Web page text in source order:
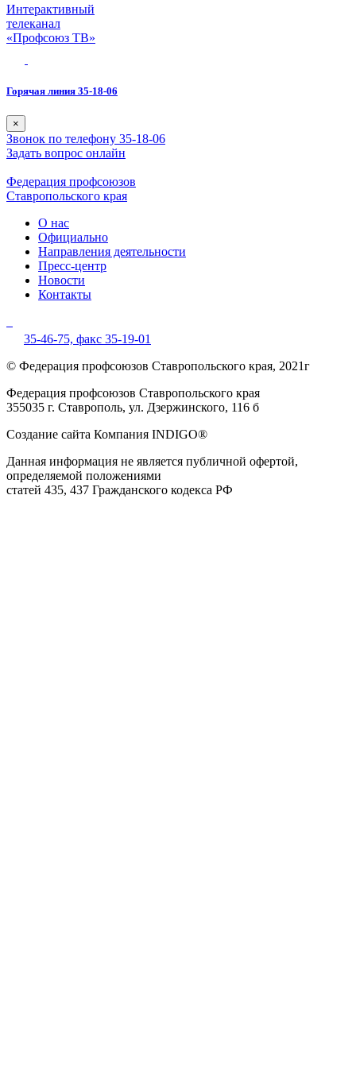
Интерактивный
телеканал
«Профсоюз ТВ»
Горячая линия 35-18-06
×
Звонок по телефону 35-18-06
Задать вопрос онлайн
Федерация профсоюзов
Ставропольского края
О нас
Официально
Направления деятельности
Пресс-центр
Новости
Контакты
35-46-75, факс 35-19-01
© Федерация профсоюзов Ставропольского края, 2021г
Федерация профсоюзов Ставропольского края
355035 г. Ставрополь, ул. Дзержинского, 116 б
Создание сайта Компания INDIGO®
Данная информация не является публичной офертой,
определяемой положениями
статей 435, 437 Гражданского кодекса РФ